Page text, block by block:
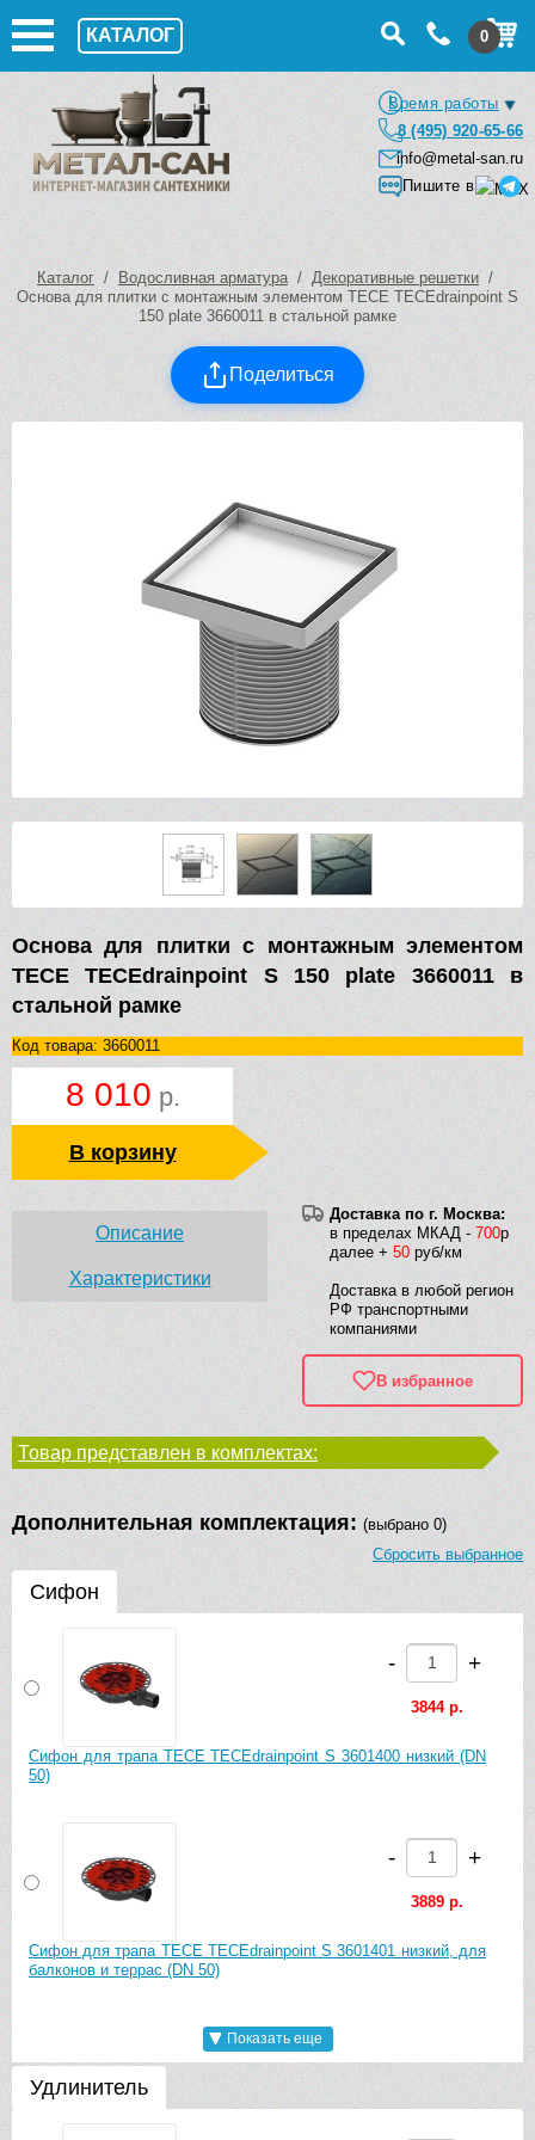
КАТАЛОГ 0
Время работы
8 (495) 920-65-66
info@metal-san.ru
Пишите в
Каталог / Водосливная арматура/ Декоративные решетки /
Основа для плитки с монтажным элементом TECE TECEdrainpoint S
150 plate 3660011 в стальной рамке
Поделиться
Основа для плитки с монтажным элементом
TECE TECEdrainpoint S 150 plate 3660011 в
стальной рамке
Код товара: 3660011
8 010 р.
В корзину
Доставка по г. Москва:
в пределах МКАД - 700р
далее + 50 руб/км
Доставка в любой регион
РФ транспортными
компаниями
В избранное
Описание
Характеристики
Товар представлен в комплектах:
Дополнительная комплектация: (выбрано 0)
Сбросить выбранное
Сифон
Сифон для трапа TECE TECEdrainpoint S 3601400 низкий (DN
50)
- +
3844 р.
Сифон для трапа TECE TECEdrainpoint S 3601401 низкий, для
балконов и террас (DN 50)
- +
3889 р.
Показать еще
Удлинитель